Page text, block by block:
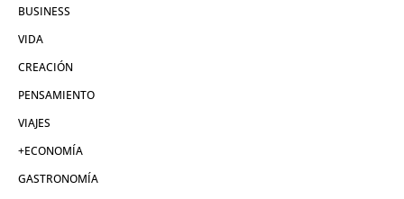
BUSINESS
VIDA
CREACIÓN
PENSAMIENTO
VIAJES
+ECONOMÍA
GASTRONOMÍA